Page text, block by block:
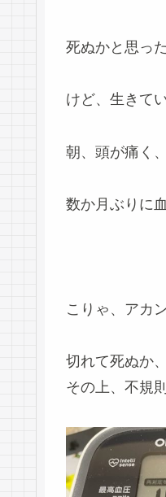
死ぬかと思った
けど、生きて
朝、頭が痛く
数か月ぶりに
こりゃ、アカン
切れて死ぬか
その上、不規